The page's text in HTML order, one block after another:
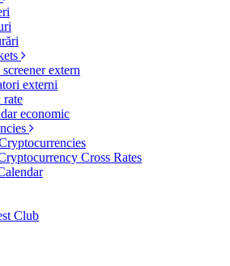
extern
externi
rate
economic
Cross Rates
Club